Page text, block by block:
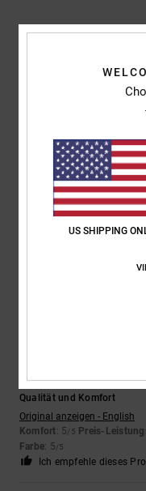
Marina6. Juli 2026
Preis-
Almeida4. Juli 2026
Genau wie das vorherige
Original anzeigen - Português
Keith15. Juni 2026
Qualität und Komfort
Original anzeigen - English
Komfort: 5/5 Preis-
Farbe: 5/5
Ich empfehle dieses
US SHIPPING